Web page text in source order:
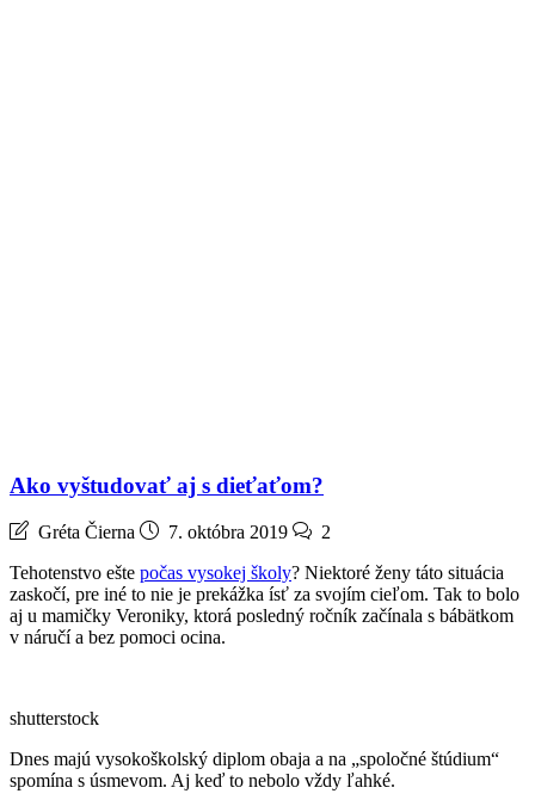
Ako vyštudovať aj s dieťaťom?
Gréta Čierna 7. októbra 2019
2
Tehotenstvo ešte počas vysokej školy? Niektoré ženy táto situácia
zaskočí, pre iné to nie je prekážka ísť za svojím cieľom. Tak to bolo
aj u mamičky Veroniky, ktorá posledný ročník začínala s bábätkom
v náručí a bez pomoci ocina.
shutterstock
Dnes majú vysokoškolský diplom obaja a na „spoločné štúdium“
spomína s úsmevom. Aj keď to nebolo vždy ľahké.